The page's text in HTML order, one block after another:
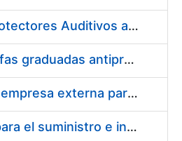
Suministro de Protectores Auditivos a medida para las personas trabajadoras de los Centros de Trabajo de Madrid y Burgos
Suministro de gafas graduadas antiproyecciones para los trabajadores de la FNMT-RCM en los centros de trabajo de Madrid y Burgos
Servicios de una empresa externa para el asesoramiento y resolución de los recursos de alzada que se presentan relacionados con procesos de selección para la FNMT-RCM
Acuerdo marco para el suministro e instalación de persianas, estores y otros complementos